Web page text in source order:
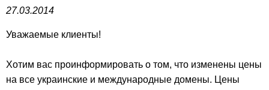
27.03.2014
Уважаемые клиенты!
Хотим вас проинформировать о том, что изменены цены
на все украинские и международные домены. Цены